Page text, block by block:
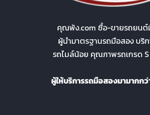
คุณพ้ง.com ซื้อ-ขายรถยนต์
ผู้นำมาตรฐานรถมือสอง บริ
รถไมล์น้อย คุณภาพรถเกรด S
ผู้ให้บริการรถมือสองมามากกว่